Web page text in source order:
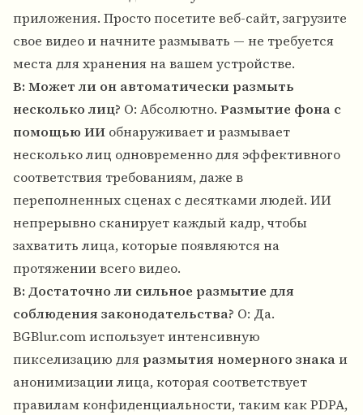
приложения. Просто посетите веб-сайт, загрузите
свое видео и начните размывать — не требуется
места для хранения на вашем устройстве.
В: Может ли он автоматически размыть
несколько лиц? О: Абсолютно. Размытие фона с
помощью ИИ обнаруживает и размывает
несколько лиц одновременно для эффективного
соответствия требованиям, даже в
переполненных сценах с десятками людей. ИИ
непрерывно сканирует каждый кадр, чтобы
захватить лица, которые появляются на
протяжении всего видео.
В: Достаточно ли сильное размытие для
соблюдения законодательства? О: Да.
BGBlur.com использует интенсивную
пикселизацию для размытия номерного знакаи
анонимизации лица, которая соответствует
правилам конфиденциальности, таким как PDPA,